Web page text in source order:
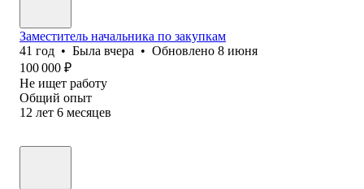
Заместитель начальника по закупкам
41 год • Была вчера • Обновлено 8 июня
100 000 ₽
Не ищет работу
Общий опыт
12 лет 6 месяцев